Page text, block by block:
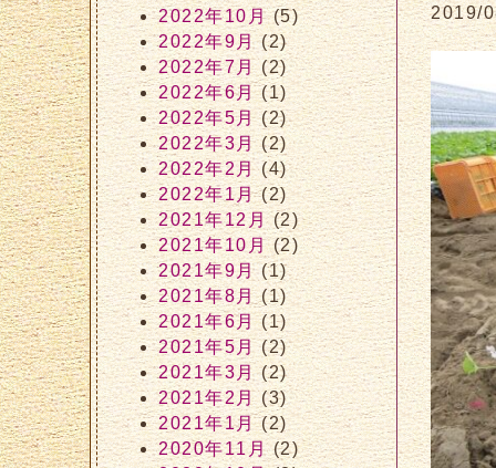
2019/
2022年10月(5)
2022年9月(2)
2022年7月(2)
2022年6月(1)
2022年5月(2)
2022年3月(2)
2022年2月(4)
2022年1月(2)
2021年12月(2)
2021年10月(2)
2021年9月(1)
2021年8月(1)
2021年6月(1)
2021年5月(2)
2021年3月(2)
2021年2月(3)
2021年1月(2)
2020年11月(2)